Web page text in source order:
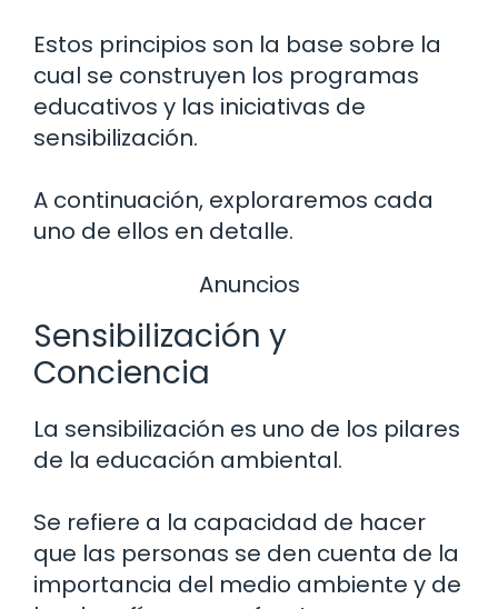
Estos principios son la base sobre la
cual se construyen los programas
educativos y las iniciativas de
sensibilización.
A continuación, exploraremos cada
uno de ellos en detalle.
Anuncios
Sensibilización y
Conciencia
La sensibilización es uno de los pilares
de la educación ambiental.
Se refiere a la capacidad de hacer
que las personas se den cuenta de la
importancia del medio ambiente y de